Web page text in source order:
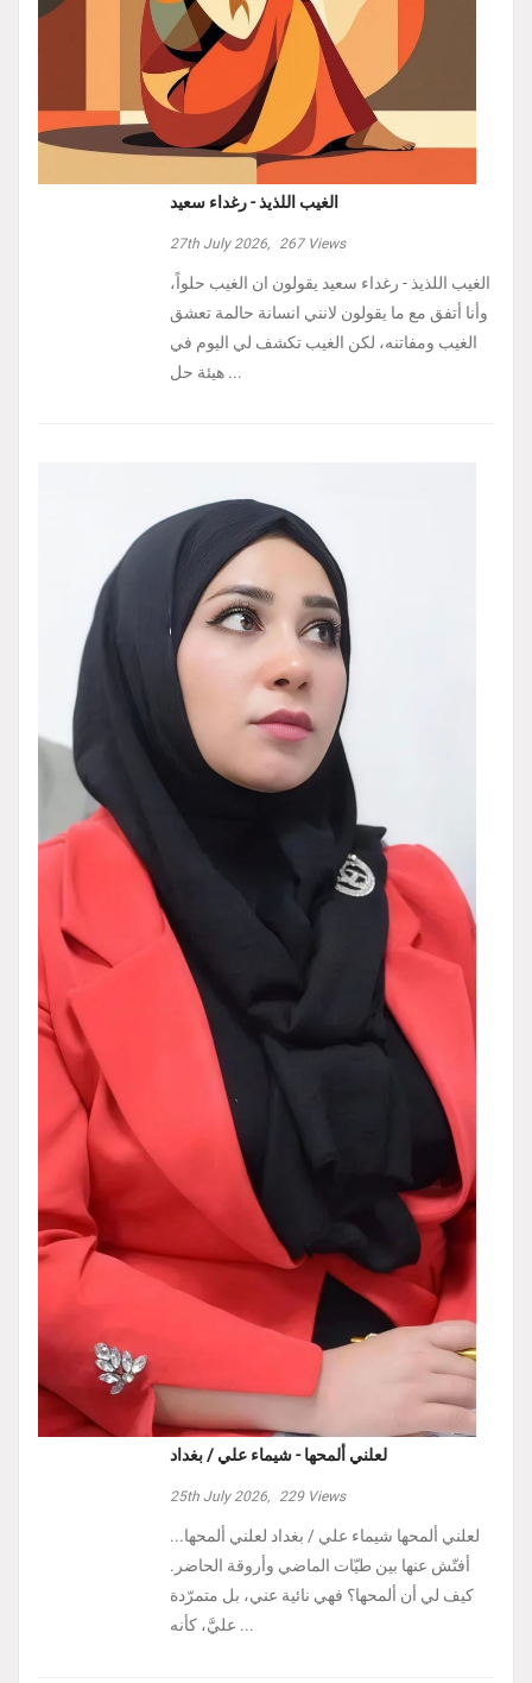
الغيب اللذيذ - رغداء سعيد
27th July 2026, 267Views
الغيب اللذيذ - رغداء سعيد يقولون ان الغيب حلواً،
وأنا أتفق مع ما يقولون لانني انسانة حالمة تعشق
الغيب ومفاتنه، لكن الغيب تكشف لي اليوم في
هيئة حل ...
لعلني ألمحها - شيماء علي / بغداد
25th July 2026, 229Views
لعلني ألمحها شيماء علي / بغداد لعلني ألمحها...
أفتّش عنها بين طيّات الماضي وأروقة الحاضر.
كيف لي أن ألمحها؟ فهي نائية عني، بل متمرّدة
عليَّ، كأنه ...